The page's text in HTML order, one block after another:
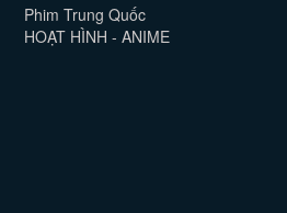
Phim Trung Quốc
HOẠT HÌNH - ANIME